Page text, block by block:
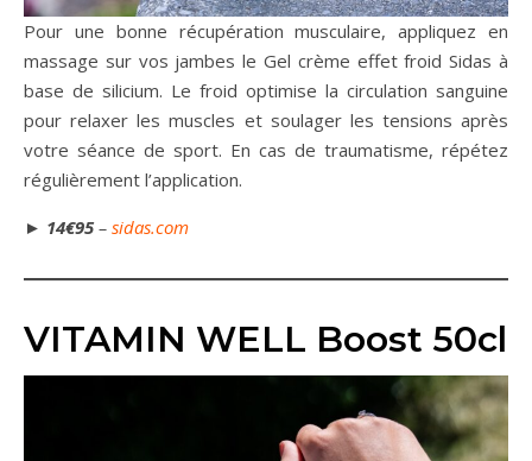
Pour une bonne récupération musculaire, appliquez en
massage sur vos jambes le Gel crème effet froid Sidas à
base de silicium. Le froid optimise la circulation sanguine
pour relaxer les muscles et soulager les tensions après
votre séance de sport. En cas de traumatisme, répétez
régulièrement l’application.
► 14€95– sidas.com
VITAMIN WELL Boost 50cl